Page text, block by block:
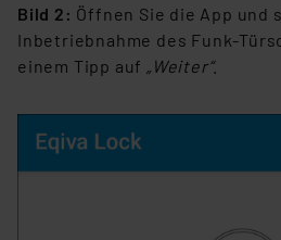
Bild 2: Öffnen Sie die App und
Inbetriebnahme des Funk-
einem Tipp auf
„Weiter“.